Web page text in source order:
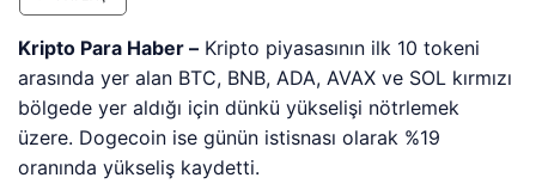
Kripto Para Haber – Kripto piyasasının ilk 10 tokeni
arasında yer alan BTC, BNB, ADA, AVAX ve SOL kırmızı
bölgede yer aldığı için dünkü yükselişi nötrlemek
üzere. Dogecoin ise günün istisnası olarak %19
oranında yükseliş kaydetti.